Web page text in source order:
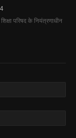
परिषद के नियंत्रणाधीन